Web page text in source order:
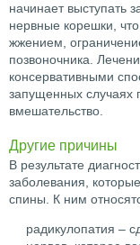
начинает выступать
нервные корешки,
жжением,
позвоночника.
консервативными
запущенных случаях
вмешательство.
Другие причины
В результате
заболевания,
спины. К ним
радикулопатия –